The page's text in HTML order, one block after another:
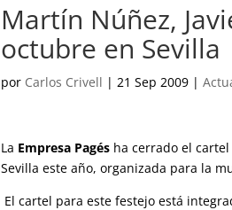
Martín Núñez,
octubre en Sevilla
por Carlos Crivell | 21 Sep 2009 |
La Empresa Pagés ha cerrado el
Sevilla este año, organizada para la
El cartel para este festejo está